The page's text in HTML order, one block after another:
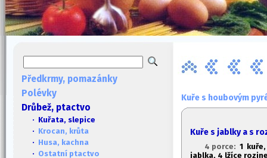
Předkrmy, pomazánky
Polévky
Drůbež, ptactvo
· Kuřata, slepice
· Krocan, krůta
· Husa, kachna
· Ostatní ptactvo
Kuře s houbovým
Kuře s jablky a s
4 porce: 1
jablka, 4 lžíce